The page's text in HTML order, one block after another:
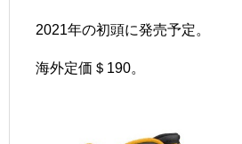
2021年の初頭に発売予定。
海外定価＄190。